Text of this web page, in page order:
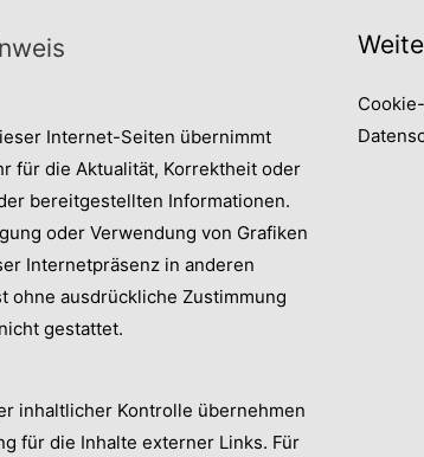
Internet-Seiten übernimmt
für die Aktualität, Korrektheit oder
bereitgestellten Informationen.
oder Verwendung von Grafiken
Internetpräsenz in anderen
ohne ausdrückliche Zustimmung
gestattet.
inhaltlicher Kontrolle übernehmen
für die Inhalte externer Links. Für